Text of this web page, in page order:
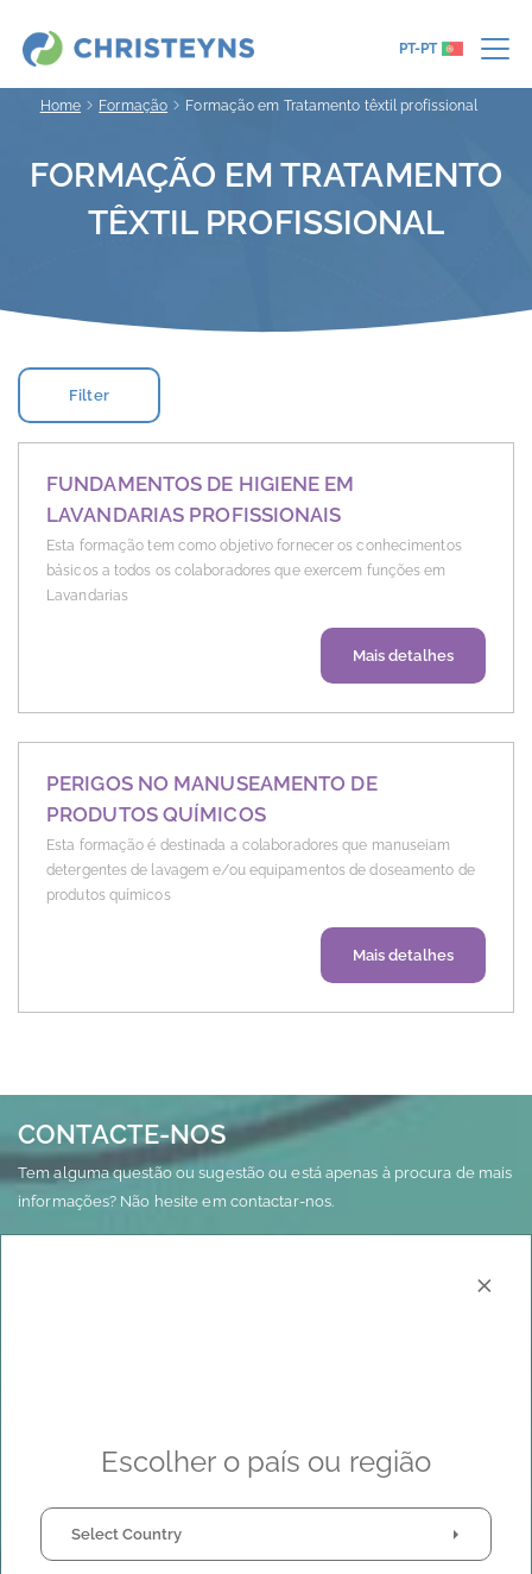
PT-PT
Home Formação Formação em Tratamento têxtil profissional
FORMAÇÃO EM TRATAMENTO
TÊXTIL PROFISSIONAL
Filter
FUNDAMENTOS DE HIGIENE EM
LAVANDARIAS PROFISSIONAIS
Esta formação tem como objetivo fornecer os conhecimentos
básicos a todos os colaboradores que exercem funções em
Lavandarias
Mais detalhesSobre
PERIGOS NO MANUSEAMENTO DE
PRODUTOS QUÍMICOS
Esta formação é destinada a colaboradores que manuseiam
detergentes de lavagem e/ou equipamentos de doseamento de
produtos químicos
Mais detalhesSobre
CONTACTE-NOS
Tem alguma questão ou sugestão ou está apenas à procura de mais
informações? Não hesite em contactar-nos.
×
Escolher o país ou região
Select Country